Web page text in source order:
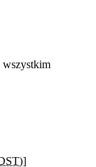
wszystkim
]